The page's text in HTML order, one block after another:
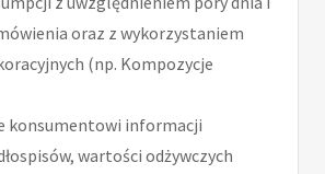
oraz z wykorzystaniem
(np. Kompozycje
konsumentowi informacji
wartości odżywczych